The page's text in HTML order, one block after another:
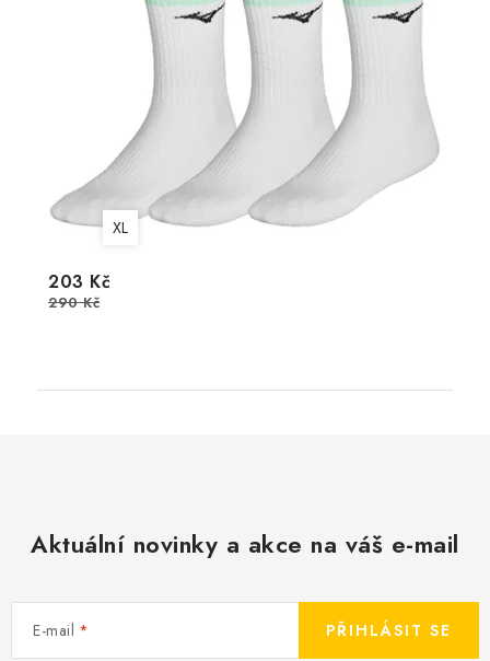
XL
203 Kč
290 Kč
Aktuální novinky a akce na váš e-mail
E-mail PŘIHLÁSIT SE